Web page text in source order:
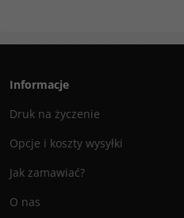
Informacje
Druk na życzenie
Opcje i koszty wysyłki
Jak zamawiać?
O nas